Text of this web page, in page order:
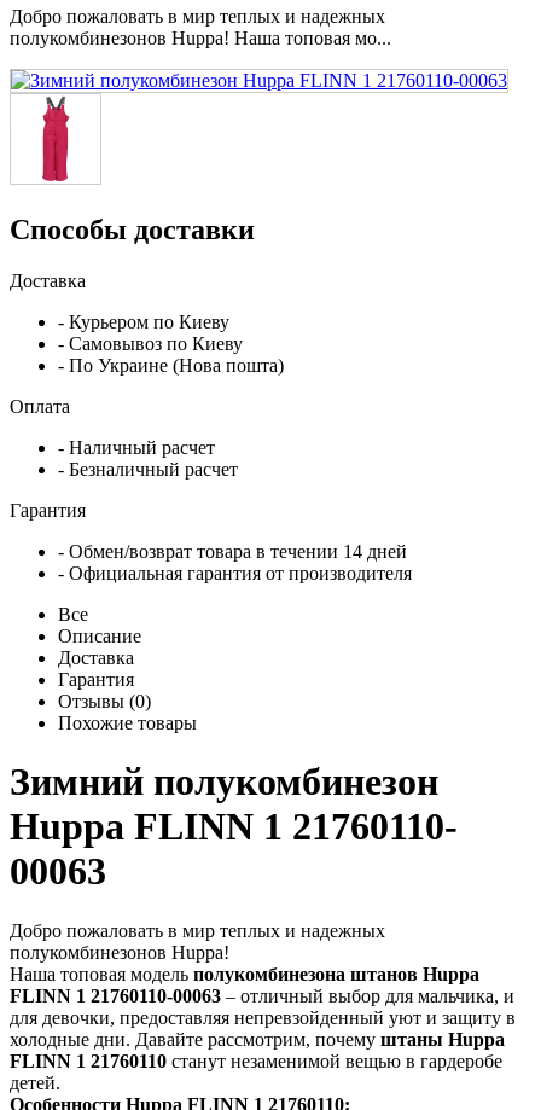
Добро пожаловать в мир теплых и надежных
полукомбинезонов Huppa! Наша топовая мо...
Способы доставки
Доставка
- Курьером по Киеву
- Самовывоз по Киеву
- По Украине (Нова пошта)
Оплата
- Наличный расчет
- Безналичный расчет
Гарантия
- Обмен/возврат товара в течении 14 дней
- Официальная гарантия от производителя
Все
Описание
Доставка
Гарантия
Отзывы (0)
Похожие товары
Зимний полукомбинезон
Huppa FLINN 1 21760110-
00063
Добро пожаловать в мир теплых и надежных
полукомбинезонов Huppa!
Наша топовая модель полукомбинезона штанов Huppa
FLINN 1 21760110-00063 – отличный выбор для мальчика, и
для девочки, предоставляя непревзойденный уют и защиту в
холодные дни. Давайте рассмотрим, почему штаны Huppa
FLINN 1 21760110 станут незаменимой вещью в гардеробе
детей.
Особенности Huppa FLINN 1 21760110: